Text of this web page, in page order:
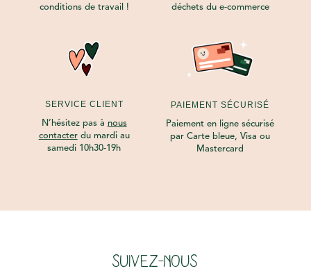
conditions de travail !
déchets du e-commerce
SERVICE CLIENT
N’hésitez pas à nous
contacterdu mardi au
samedi 10h30-19h
PAIEMENT SÉCURISÉ
Paiement en ligne sécurisé
par Carte bleue, Visa ou
Mastercard
SUIVEZ-NOUS